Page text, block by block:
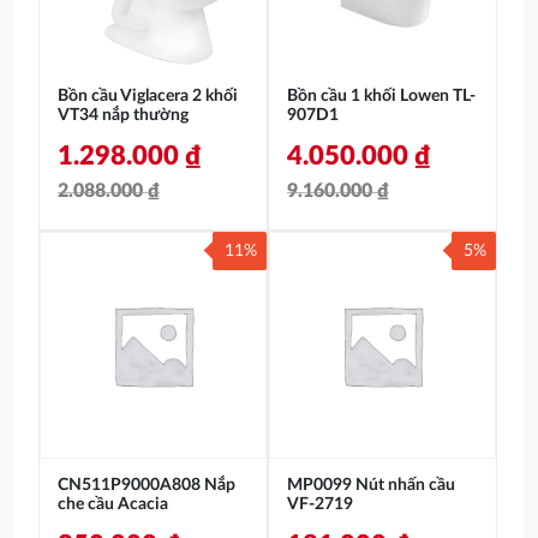
Bồn cầu Viglacera 2 khối
VT34 nắp thường
2.088.000₫
2.088.000 ₫.
1.298.000 ₫
1.298.000 ₫.
Bồn cầu 1 khối Lowen TL-
907D1
9.160.000₫
9.160.000 ₫.
4.050.000 ₫
4.050.000 ₫.
CN511P9000A808 Nắp
che cầu Acacia
11%
MP0099 Nút nhấn cầu
VF-2719
5%